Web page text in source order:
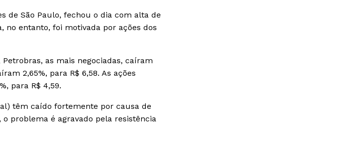
de São Paulo, fechou o dia com alta de
no entanto, foi motivada por ações dos
as mais negociadas, caíram
2,65%, para R$ 6,58. As ações
para R$ 4,59.
têm caído fortemente por causa de
problema é agravado pela resistência